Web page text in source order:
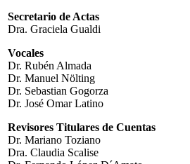
Secretario de Actas
Dra. Graciela Gualdi
Vocales
Dr. Rubén Almada
Dr. Manuel Nölting
Dr. Sebastian Gogorza
Dr. José Omar Latino
Revisores Titulares de Cuentas
Dr. Mariano Toziano
Dra. Claudia Scalise